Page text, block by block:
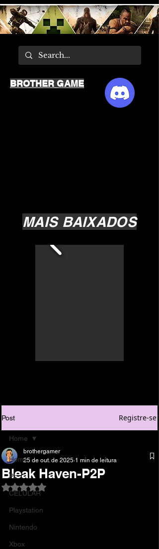
MAIS BAIXADOS
BROTHER GAME
Post Registre-se
Home
Pc
CELULAR
Playstation
Nintendo
Xbox
Home
Bleak Haven-P2P
brothergamer
25 de out. de 2025 1 min de leitura
Avaliado com NaN de 5 estrelas.